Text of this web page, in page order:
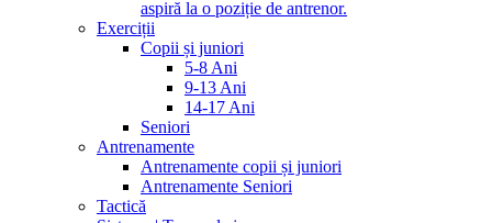
aspiră la o poziție de antrenor.
Exerciții
Copii și juniori
5-8 Ani
9-13 Ani
14-17 Ani
Seniori
Antrenamente
Antrenamente copii și juniori
Antrenamente Seniori
Tactică